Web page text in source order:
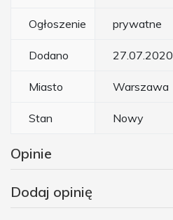
Ogłoszenie prywatne
Dodano 27.07.2020
Miasto Warszawa
Stan Nowy
Opinie
Dodaj opinię